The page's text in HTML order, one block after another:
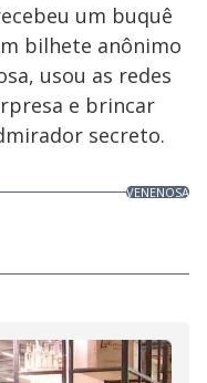
um buquê
bilhete anônimo
usou as redes
e brincar
secreto.
VENENOSA